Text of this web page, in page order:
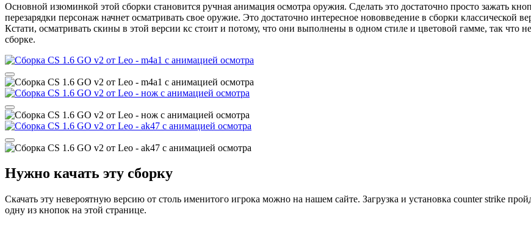
Основной изюминкой этой сборки становится ручная анимация осмотра оружия. Сделать это достаточно просто зажать
перезарядки персонаж начнет осматривать свое оружие. Это достаточно интересное нововведение в сборки
Кстати, осматривать скины в этой версии кс стоит и потому, что они выполнены в одном стиле и цветовой гамме, так что
сборке.
Нужно качать эту сборку
Скачать эту невероятную версию от столь именитого игрока можно на нашем сайте. Загрузка и установка counter strike
одну из кнопок на этой странице.